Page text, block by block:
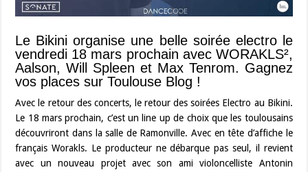
Le Bikini organise une belle soirée electro le
vendredi 18 mars prochain avec WORAKLS²,
Aalson, Will Spleen et Max Tenrom. Gagnez
vos places sur Toulouse Blog !
Avec le retour des concerts, le retour des soirées Electro au Bikini.
Le 18 mars prochain, c’est un line up de choix que les toulousains
découvriront dans la salle de Ramonville. Avec en tête d’affiche le
français Worakls. Le producteur ne débarque pas seul, il revient
avec un nouveau projet avec son ami violoncelliste Antonin